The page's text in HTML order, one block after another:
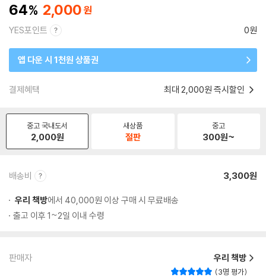
64 2,000
YES포인트 0원
앱 다운 시 1천원 상품권
결제혜택 최대 2,000원 즉시할인
중고 국내도서
2,000원
새상품
절판
중고
300원~
배송비 3,300원
우리 책방에서 40,000원 이상 구매 시 무료배송
출고 이후 1~2일 이내 수령
판매자 우리 책방
3명 평가